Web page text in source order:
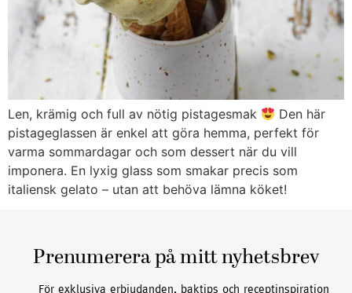
Len, krämig och full av nötig pistagesmak
Den här
pistageglassen är enkel att göra hemma, perfekt för
varma sommardagar och som dessert när du vill
imponera. En lyxig glass som smakar precis som
italiensk gelato – utan att behöva lämna köket!
Prenumerera på mitt nyhetsbrev
För exklusiva erbjudanden, baktips och receptinspiration